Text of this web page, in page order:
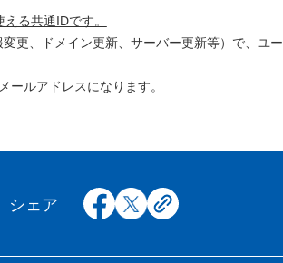
る共通IDです。
更、ドメイン更新、サーバー更新等）で、ユ
ルアドレスになります。
シェア facebook
x copy